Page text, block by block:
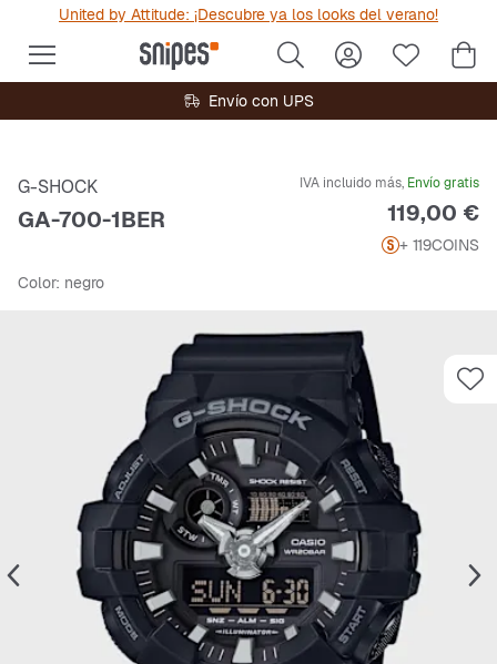
United by Attitude: ¡Descubre ya los looks del verano!
Envío con UPS
G-SHOCK
GA-700-1BER
IVA incluido más, Envío gratis
Precio
119,00 €
+ 119COINS
Color: negro